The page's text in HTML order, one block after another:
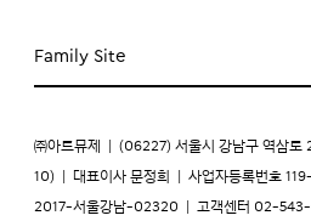
Family Site
㈜아트뮤제 (06227) 서울시 강남구 역삼로
10) 대표이사 문정희 사업자등록번호
2017-서울강남-02320 고객센터 02-543-